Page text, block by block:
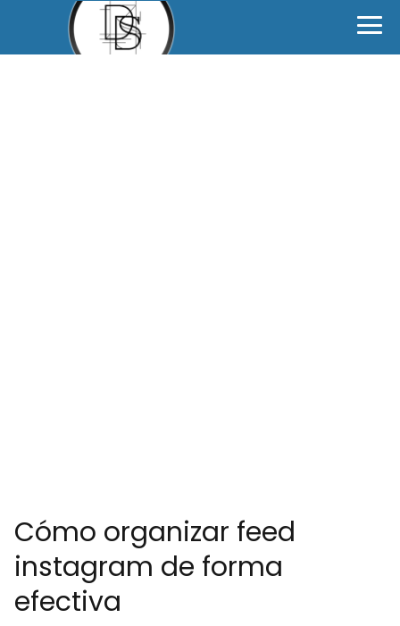
Cómo organizar feed
instagram de forma
efectiva